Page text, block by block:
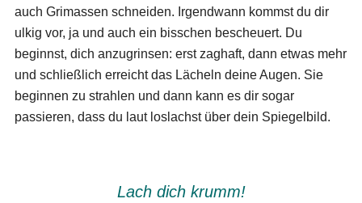
auch Grimassen schneiden. Irgendwann kommst du dir
ulkig vor, ja und auch ein bisschen bescheuert. Du
beginnst, dich anzugrinsen: erst zaghaft, dann etwas mehr
und schließlich erreicht das Lächeln deine Augen. Sie
beginnen zu strahlen und dann kann es dir sogar
passieren, dass du laut loslachst über dein Spiegelbild.
Lach dich krumm!